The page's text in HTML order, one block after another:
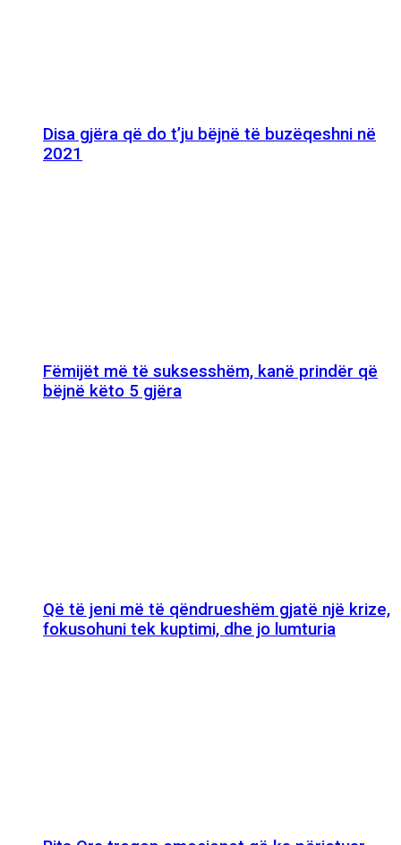
Disa gjëra që do t’ju bëjnë të buzëqeshni në
2021
Fëmijët më të suksesshëm, kanë prindër që
bëjnë këto 5 gjëra
Që të jeni më të qëndrueshëm gjatë një krize,
fokusohuni tek kuptimi, dhe jo lumturia